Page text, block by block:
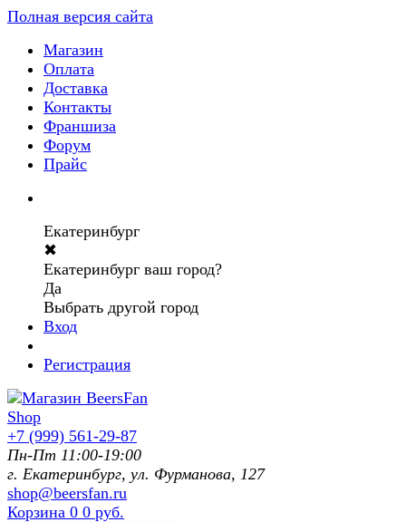
Полная версия сайта
Магазин
Оплата
Доставка
Контакты
Франшиза
Форум
Прайс
Екатеринбург
✖
Екатеринбург ваш город?
Да
Выбрать другой город
Вход
Регистрация
+7 (999) 561-29-87
Пн-Пт 11:00-19:00
г. Екатеринбург, ул. Фурманoва, 127
shop@beersfan.ru
Корзина 0 0 руб.